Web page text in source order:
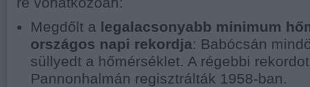
Megdőlt a legalacsonyabb minimum
országos napi rekordja: Babócsán
süllyedt a hőmérséklet. A régebbi
Pannonhalmán regisztrálták 1958-ban.